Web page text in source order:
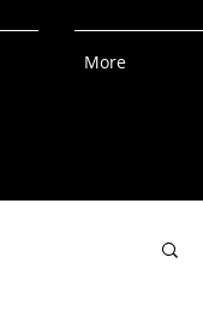
More